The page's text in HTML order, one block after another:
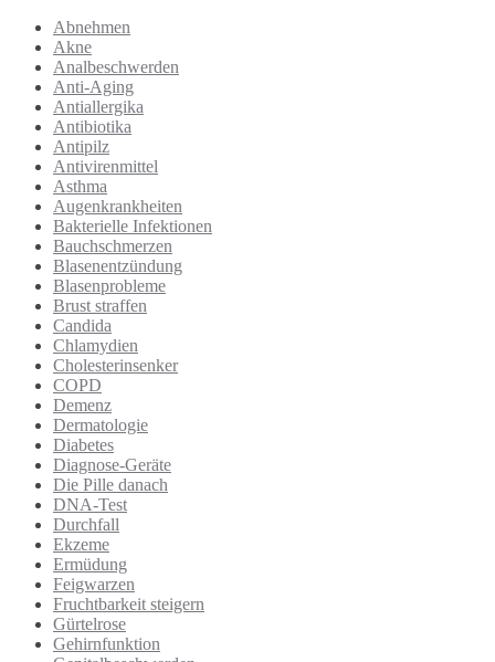
Abnehmen
Akne
Analbeschwerden
Anti-Aging
Antiallergika
Antibiotika
Antipilz
Antivirenmittel
Asthma
Augenkrankheiten
Bakterielle Infektionen
Bauchschmerzen
Blasenentzündung
Blasenprobleme
Brust straffen
Candida
Chlamydien
Cholesterinsenker
COPD
Demenz
Dermatologie
Diabetes
Diagnose-Geräte
Die Pille danach
DNA-Test
Durchfall
Ekzeme
Ermüdung
Feigwarzen
Fruchtbarkeit steigern
Gürtelrose
Gehirnfunktion